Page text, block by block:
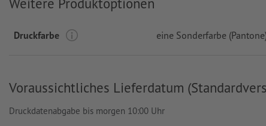
Druckfarbe eine Sonderfarbe
Voraussichtliches Lieferdatum
Druckdatenabgabe bis morgen 10:00 Uhr